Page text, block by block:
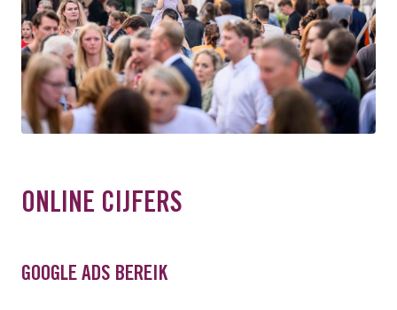
ONLINE CIJFERS
GOOGLE ADS BEREIK